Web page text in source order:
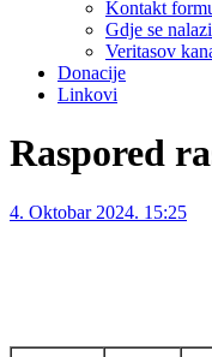
Kontakt
Gdje se
Veritasov
Donacije
Linkovi
Raspored
4. Oktobar 2024. 15:25